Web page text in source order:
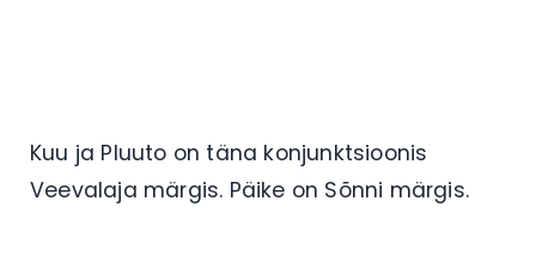
Kuu ja Pluuto on täna konjunktsioonis
Veevalaja märgis. Päike on Sõnni märgis.